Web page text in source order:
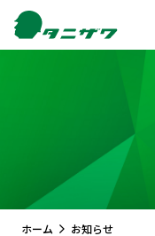
ホーム お知らせ